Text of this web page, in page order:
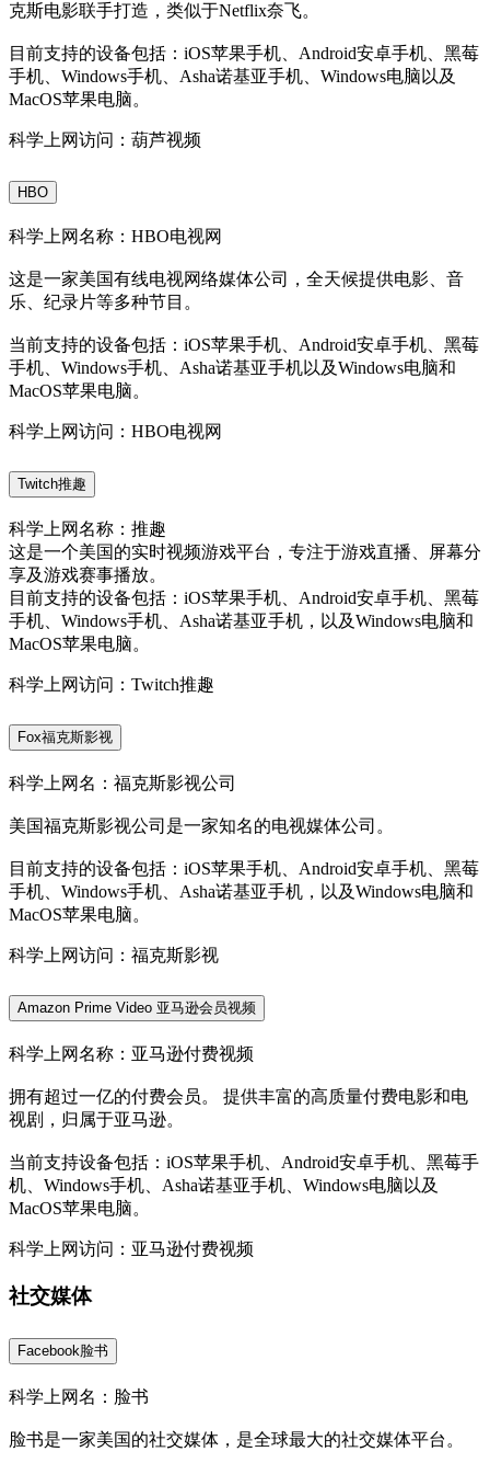
克斯电影联手打造，类似于Netflix奈飞。
目前支持的设备包括：iOS苹果手机、Android安卓手机、黑莓
手机、Windows手机、Asha诺基亚手机、Windows电脑以及
MacOS苹果电脑。
科学上网访问：葫芦视频
HBO
科学上网名称：HBO电视网
这是一家美国有线电视网络媒体公司，全天候提供电影、音
乐、纪录片等多种节目。
当前支持的设备包括：iOS苹果手机、Android安卓手机、黑莓
手机、Windows手机、Asha诺基亚手机以及Windows电脑和
MacOS苹果电脑。
科学上网访问：HBO电视网
Twitch推趣
科学上网名称：推趣
这是一个美国的实时视频游戏平台，专注于游戏直播、屏幕分
享及游戏赛事播放。
目前支持的设备包括：iOS苹果手机、Android安卓手机、黑莓
手机、Windows手机、Asha诺基亚手机，以及Windows电脑和
MacOS苹果电脑。
科学上网访问：Twitch推趣
Fox福克斯影视
科学上网名：福克斯影视公司
美国福克斯影视公司是一家知名的电视媒体公司。
目前支持的设备包括：iOS苹果手机、Android安卓手机、黑莓
手机、Windows手机、Asha诺基亚手机，以及Windows电脑和
MacOS苹果电脑。
科学上网访问：福克斯影视
Amazon Prime Video 亚马逊会员视频
科学上网名称：亚马逊付费视频
拥有超过一亿的付费会员。 提供丰富的高质量付费电影和电
视剧，归属于亚马逊。
当前支持设备包括：iOS苹果手机、Android安卓手机、黑莓手
机、Windows手机、Asha诺基亚手机、Windows电脑以及
MacOS苹果电脑。
科学上网访问：亚马逊付费视频
社交媒体
Facebook脸书
科学上网名：脸书
脸书是一家美国的社交媒体，是全球最大的社交媒体平台。